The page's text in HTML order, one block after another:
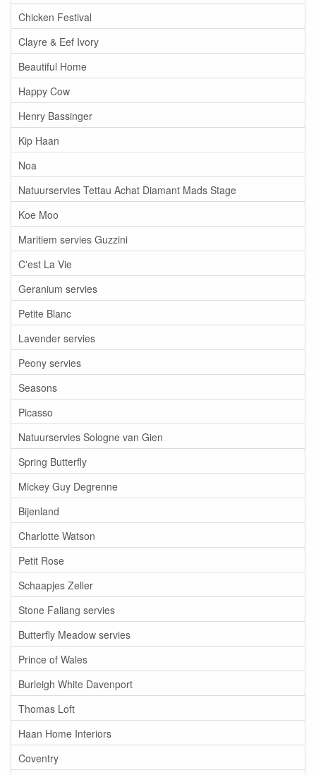
Chicken Festival
Clayre & Eef Ivory
Beautiful Home
Happy Cow
Henry Bassinger
Kip Haan
Noa
Natuurservies Tettau Achat Diamant Mads Stage
Koe Moo
Maritiem servies Guzzini
C'est La Vie
Geranium servies
Petite Blanc
Lavender servies
Peony servies
Seasons
Picasso
Natuurservies Sologne van Gien
Spring Butterfly
Mickey Guy Degrenne
Bijenland
Charlotte Watson
Petit Rose
Schaapjes Zeller
Stone Faliang servies
Butterfly Meadow servies
Prince of Wales
Burleigh White Davenport
Thomas Loft
Haan Home Interiors
Coventry